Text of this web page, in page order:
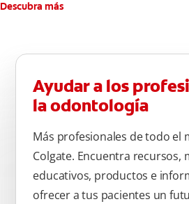
Descubra más
Ayudar a los
la odontología
Más profesionales de todo el
Colgate. Encuentra recursos,
educativos, productos e
ofrecer a tus pacientes un